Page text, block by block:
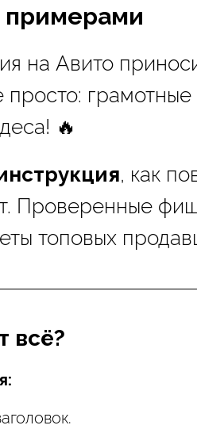
примерами
на Авито
просто: грамотные
🔥
, как
Проверенные
топовых
всё?